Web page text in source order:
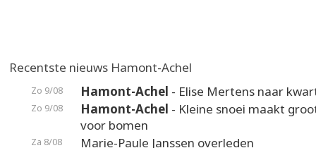
Recentste nieuws Hamont-Achel
Zo 9/08 Hamont-Achel - Elise Mertens naar
Zo 9/08 Hamont-Achel - Kleine snoei maakt
voor bomen
Za 8/08 Marie-Paule Janssen overleden